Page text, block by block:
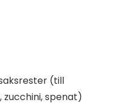
(till
spenat)